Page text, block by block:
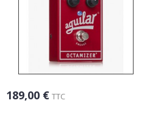
189,00 € TTC